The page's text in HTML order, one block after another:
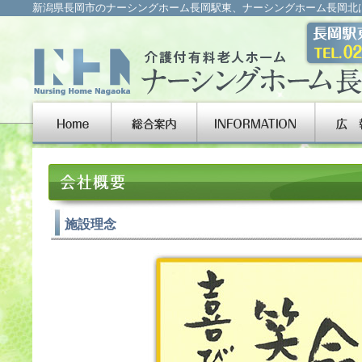
新潟県長岡市のナーシングホーム長岡駅東、ナーシングホーム長岡
施設理念